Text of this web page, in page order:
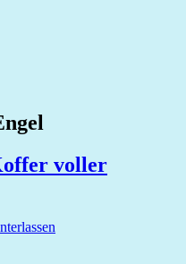
voller